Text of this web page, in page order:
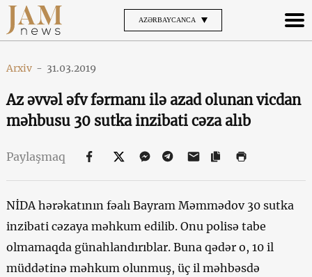
AZƏRBAYCANCA
Arxiv - 31.03.2019
Az əvvəl əfv fərmanı ilə azad olunan vicdan
məhbusu 30 sutka inzibati cəza alıb
Paylaşmaq
NİDA hərəkatının fəalı Bayram Məmmədov 30 sutka
inzibati cəzaya məhkum edilib. Onu polisə tabe
olmamaqda günahlandırıblar. Buna qədər o, 10 il
müddətinə məhkum olunmuş, üç il məhbəsdə